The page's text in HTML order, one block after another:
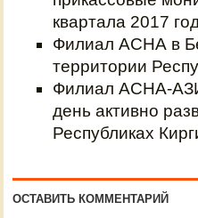
квартала 2017
Филиал АСНА в
территории
Филиал АСНА-
день активно
Республиках
ОСТАВИТЬ КОММЕНТАРИЙ